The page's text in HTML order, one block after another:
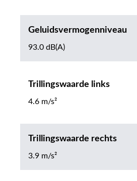
Geluidsvermogenniveau
93.0 dB(A)
Trillingswaarde links
4.6 m/s²
Trillingswaarde rechts
3.9 m/s²